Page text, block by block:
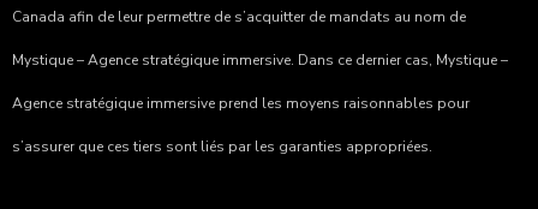
Canada afin de leur permettre de s’acquitter de mandats au nom de
Mystique – Agence stratégique immersive. Dans ce dernier cas, Mystique –
Agence stratégique immersive prend les moyens raisonnables pour
s’assurer que ces tiers sont liés par les garanties appropriées.